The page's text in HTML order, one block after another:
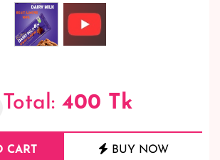
Total: 400 Tk
CART BUY NOW